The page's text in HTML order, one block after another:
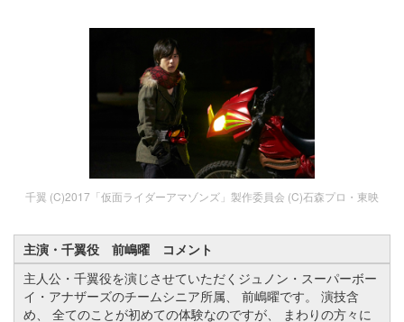
千翼 (C)2017「仮面ライダーアマゾンズ」製作委員会 (C)石森プロ・東映
主演・ 千翼役
前嶋曜 コメント
主人公・千翼役を演じさせていただくジュノン・スーパーボー
イ・アナザーズのチームシニア所属、 前嶋曜です。 演技含
め、 全てのことが初めての体験なのですが、 まわりの方々に